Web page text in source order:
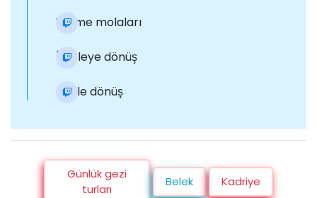
Yüzme molaları
İskeleye dönüş
Otele dönüş
Günlük gezi
turları
Belek Kadriye